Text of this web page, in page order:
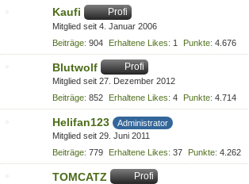
Kaufi Profi
Mitglied seit 4. Januar 2006
Beiträge 904 Erhaltene Likes 1 Punkte 4.676
Blutwolf Profi
Mitglied seit 27. Dezember 2012
Beiträge 852 Erhaltene Likes 4 Punkte 4.714
Helifan123
Administrator
Mitglied seit 29. Juni 2011
Beiträge 779 Erhaltene Likes 37 Punkte 4.262
TOMCATZ Profi